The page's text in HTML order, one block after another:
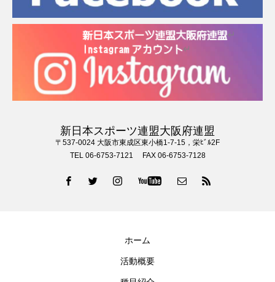
新日本スポーツ連盟大阪府連盟
〒537-0024 大阪市東成区東小橋1-7-15，栄ﾋﾞﾙ2F
TEL 06-6753-7121 FAX 06-6753-7128
ホーム
活動概要